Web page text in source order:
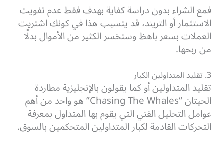
فمع الشراء بدون دراسة كفاية بهدف فقط عدم تفويت
الاستثمار أو التريند، قد يتسبب هذا في كونك اشتريت
العملات بسعر باهظ وستخسر الكثير من الأموال بدلًا
من ربحها.
3. تقليد المتداولين الكبار
تقليد المتداولين أو كما يقولون بالإنجليزية مطاردة
الحيتان “Chasing The Whales” هو واحد من أهم
عوامل التحليل الفني التي يقوم بها المتداول بمعرفة
التحركات القادمة لكبار المتداولين المتحكمين بالسوق.